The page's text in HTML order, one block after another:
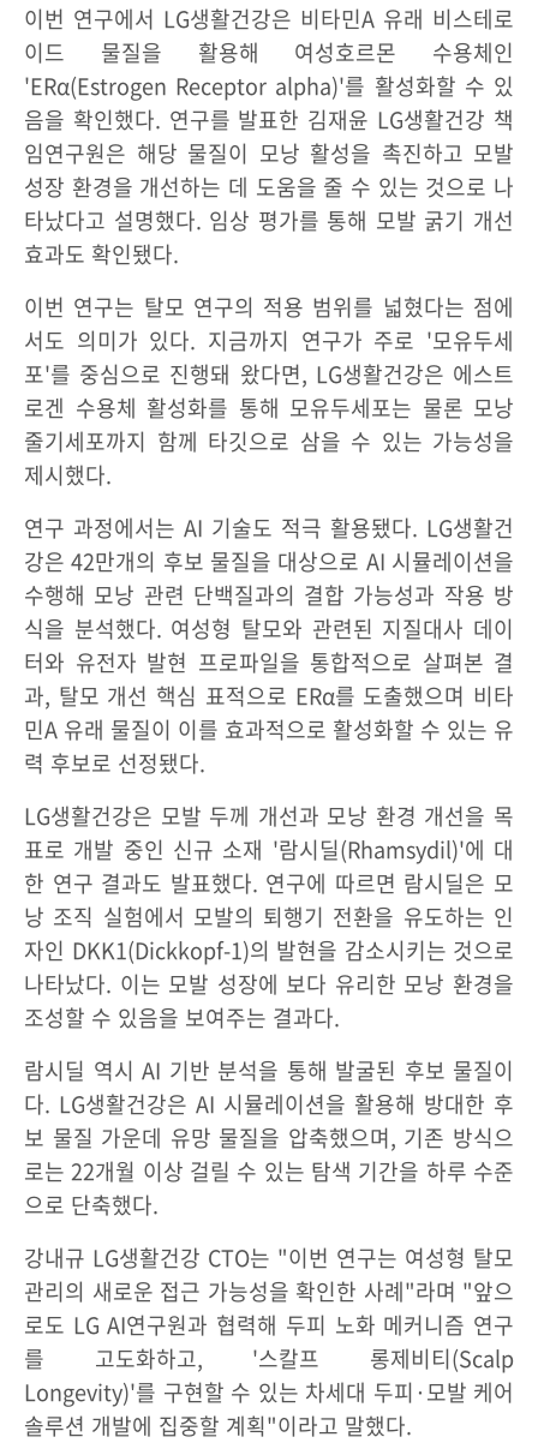
이번 연구에서 LG생활건강은 비타민A 유래 비스테로
이드 물질을 활용해 여성호르몬 수용체인
'ERα(Estrogen Receptor alpha)'를 활성화할 수 있
음을 확인했다. 연구를 발표한 김재윤 LG생활건강 책
임연구원은 해당 물질이 모낭 활성을 촉진하고 모발
성장 환경을 개선하는 데 도움을 줄 수 있는 것으로 나
타났다고 설명했다. 임상 평가를 통해 모발 굵기 개선
효과도 확인됐다.
이번 연구는 탈모 연구의 적용 범위를 넓혔다는 점에
서도 의미가 있다. 지금까지 연구가 주로 '모유두세
포'를 중심으로 진행돼 왔다면, LG생활건강은 에스트
로겐 수용체 활성화를 통해 모유두세포는 물론 모낭
줄기세포까지 함께 타깃으로 삼을 수 있는 가능성을
제시했다.
연구 과정에서는 AI 기술도 적극 활용됐다. LG생활건
강은 42만개의 후보 물질을 대상으로 AI 시뮬레이션을
수행해 모낭 관련 단백질과의 결합 가능성과 작용 방
식을 분석했다. 여성형 탈모와 관련된 지질대사 데이
터와 유전자 발현 프로파일을 통합적으로 살펴본 결
과, 탈모 개선 핵심 표적으로 ERα를 도출했으며 비타
민A 유래 물질이 이를 효과적으로 활성화할 수 있는 유
력 후보로 선정됐다.
LG생활건강은 모발 두께 개선과 모낭 환경 개선을 목
표로 개발 중인 신규 소재 '람시딜(Rhamsydil)'에 대
한 연구 결과도 발표했다. 연구에 따르면 람시딜은 모
낭 조직 실험에서 모발의 퇴행기 전환을 유도하는 인
자인 DKK1(Dickkopf-1)의 발현을 감소시키는 것으로
나타났다. 이는 모발 성장에 보다 유리한 모낭 환경을
조성할 수 있음을 보여주는 결과다.
람시딜 역시 AI 기반 분석을 통해 발굴된 후보 물질이
다. LG생활건강은 AI 시뮬레이션을 활용해 방대한 후
보 물질 가운데 유망 물질을 압축했으며, 기존 방식으
로는 22개월 이상 걸릴 수 있는 탐색 기간을 하루 수준
으로 단축했다.
강내규 LG생활건강 CTO는 "이번 연구는 여성형 탈모
관리의 새로운 접근 가능성을 확인한 사례"라며 "앞으
로도 LG AI연구원과 협력해 두피 노화 메커니즘 연구
를 고도화하고, '스칼프 롱제비티(Scalp
Longevity)'를 구현할 수 있는 차세대 두피·모발 케어
솔루션 개발에 집중할 계획"이라고 말했다.